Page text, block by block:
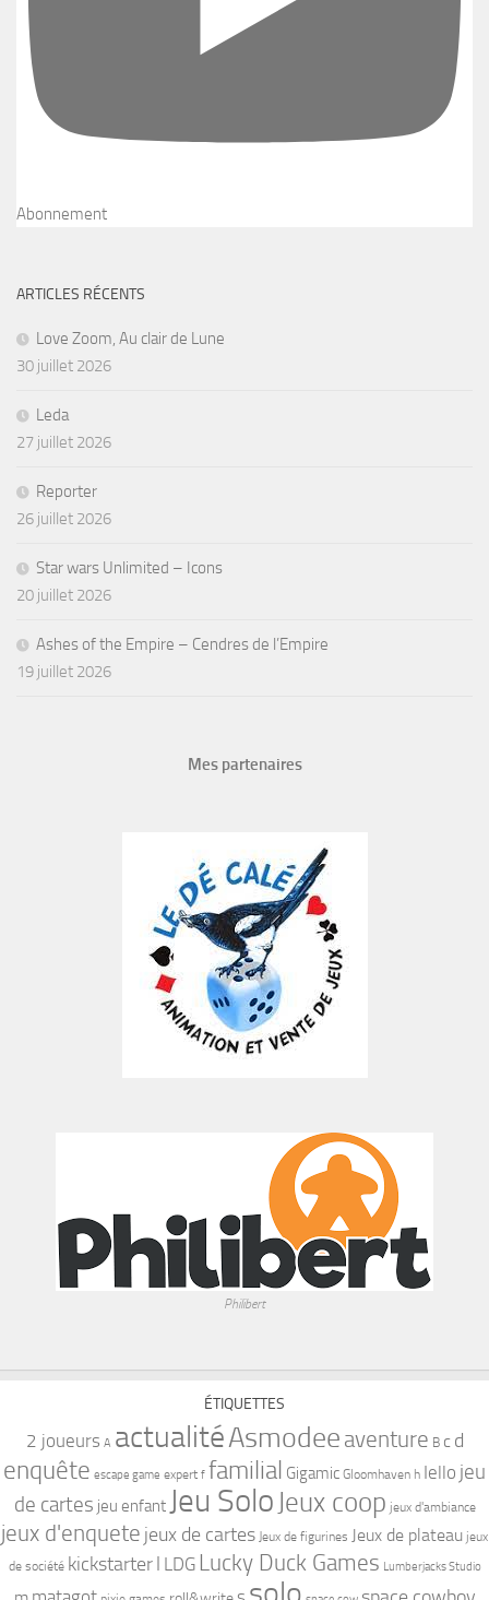
Abonnement
ARTICLES RÉCENTS
Love Zoom, Au clair de Lune
30 juillet 2026
Leda
27 juillet 2026
Reporter
26 juillet 2026
Star wars Unlimited – Icons
20 juillet 2026
Ashes of the Empire – Cendres de l’Empire
19 juillet 2026
Mes partenaires
Philibert
ÉTIQUETTES
2 joueurs A actualitéAsmodee aventure B c d
enquête escape game expert f familial Gigamic Gloomhaven h Iello jeu
de cartes jeu enfant Jeu Solo Jeux coop jeux d'ambiance
jeux d'enquete jeux de cartes Jeux de figurines Jeux de plateau jeux
de société kickstarter l LDG Lucky Duck Games Lumberjacks Studio